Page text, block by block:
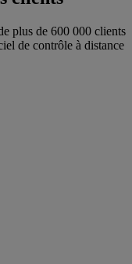
plus de 600 000 clients
de contrôle à distance